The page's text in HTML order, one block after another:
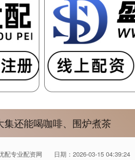
集还能喝咖啡、围炉煮茶
配专业配资网 日期：2026-03-15 04:39:24